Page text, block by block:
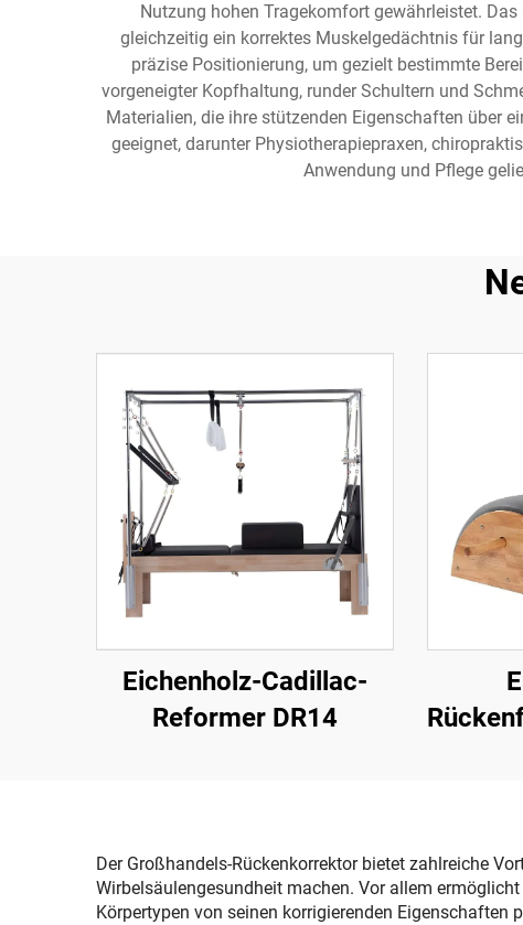
Nutzung hohen Tragekomfort gewährleistet.
gleichzeitig ein korrektes Muskelgedächtnis für
präzise Positionierung, um gezielt bestimmte
vorgeneigter Kopfhaltung, runder Schultern und
Materialien, die ihre stützenden Eigenschaften über
geeignet, darunter Physiotherapiepraxen,
Anwendung und Pflege
Eichenholz-Cadillac-
Reformer DR14
Der Großhandels-Rückenkorrektor bietet zahlreiche
Wirbelsäulengesundheit machen. Vor allem
Körpertypen von seinen korrigierenden